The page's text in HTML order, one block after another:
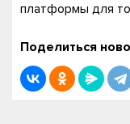
платформы для
Поделиться